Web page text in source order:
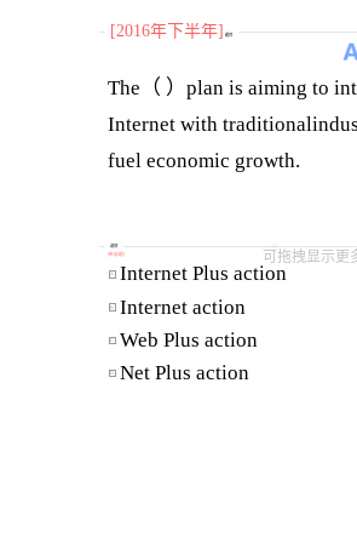
[2016年下半年] 题目
The（ ）plan is aiming to
Internet with
可拖拽显示更
选项
单选题
A Internet Plus action
B Internet action
C Web Plus action
D Net Plus action